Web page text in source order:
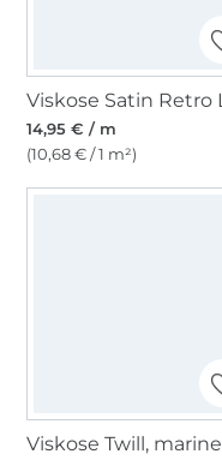
14,95 € / m
(10,68 € / 1 m²)
Viskose Twill, marine